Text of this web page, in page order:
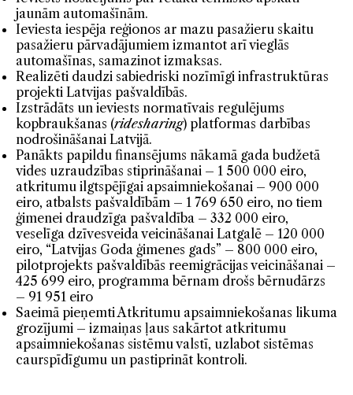
jaunām automašīnām.
Ieviesta iespēja reģionos ar mazu pasažieru skaitu
pasažieru pārvadājumiem izmantot arī vieglās
automašīnas, samazinot izmaksas.
Realizēti daudzi sabiedriski nozīmīgi infrastruktūras
projekti Latvijas pašvaldībās.
Izstrādāts un ieviests normatīvais regulējums
kopbraukšanas (ridesharing) platformas darbības
nodrošināšanai Latvijā.
Panākts papildu finansējums nākamā gada budžetā
vides uzraudzības stiprināšanai – 1 500 000 eiro,
atkritumu ilgtspējīgai apsaimniekošanai – 900 000
eiro, atbalsts pašvaldībām – 1 769 650 eiro, no tiem
ģimenei draudzīga pašvaldība – 332 000 eiro,
veselīga dzīvesveida veicināšanai Latgalē – 120 000
eiro, “Latvijas Goda ģimenes gads” – 800 000 eiro,
pilotprojekts pašvaldībās reemigrācijas veicināšanai –
425 699 eiro, programma bērnam drošs bērnudārzs
– 91 951 eiro
Saeimā pieņemti Atkritumu apsaimniekošanas likuma
grozījumi – izmaiņas ļaus sakārtot atkritumu
apsaimniekošanas sistēmu valstī, uzlabot sistēmas
caurspīdīgumu un pastiprināt kontroli.